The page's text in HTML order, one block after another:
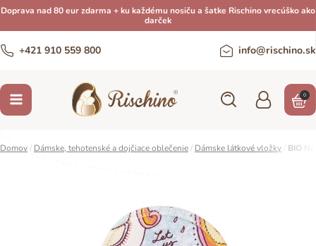
Doprava nad 80 eur zdarma + ku každému nosiču a šatke Rischino vrecúško ako
darček
+421 910 559 800 info@rischino.sk
0
Domov/ Dámske, tehotenské a dojčiace oblečenie/ Dámske látkové vložky BIO